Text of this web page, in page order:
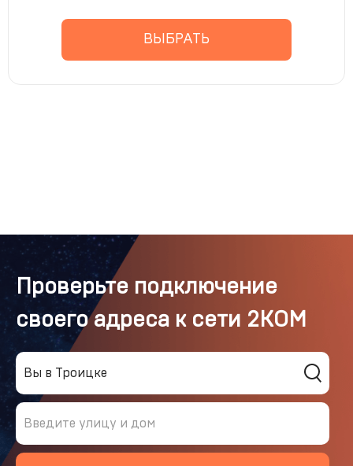
ВЫБРАТЬ
Проверьте подключение
своего адреса к сети 2КОМ
Вы в Троицке
Введите улицу и дом